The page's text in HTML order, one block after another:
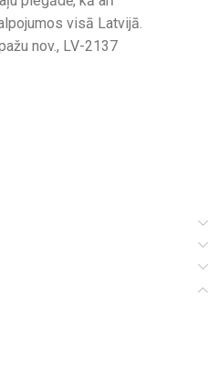
visā Latvijā.
nov., LV-2137